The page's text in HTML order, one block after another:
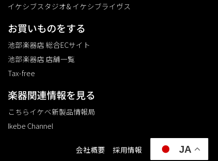
イケシブスタジオ& イケシブライヴス
お買いものをする
池部楽器店 総合ECサイト
池部楽器店 店舗一覧
Tax-free
楽器関連情報を見る
こちらイケベ新製品情報局
Ikebe Channel
会社概要 採用情報 JA